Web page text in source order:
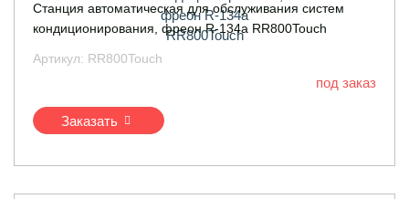
Cтанция автоматическая для обслуживания систем
кондиционирования, фреон R-134a RR800Touch
Артикул: RR800Touch
под заказ
Заказать